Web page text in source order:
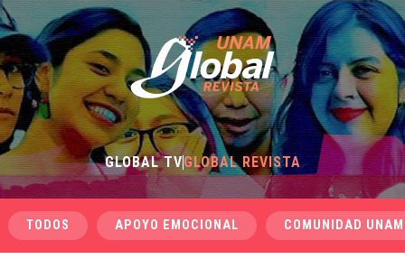
GLOBAL TVGLOBAL REVISTA
TODOS APOYO EMOCIONAL COMUNIDAD UNAM